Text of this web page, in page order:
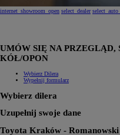
internet_showroom_open select_dealer
UMÓW SIĘ NA PRZEGLĄD,
KÓŁ/OPON
Wybierz Dilera
Wypełnij formularz
Wybierz dilera
Uzupełnij swoje dane
Toyota Kraków - Romanowski